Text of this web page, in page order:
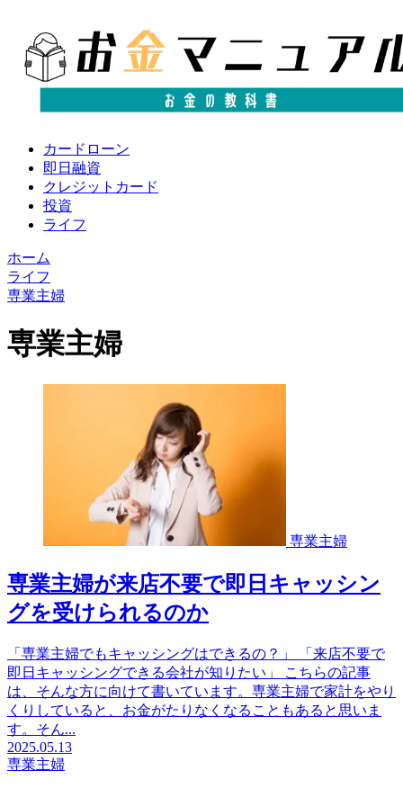
カードローン
即日融資
クレジットカード
投資
ライフ
ホーム
ライフ
専業主婦
専業主婦
専業主婦
専業主婦が来店不要で即日キャッシン
グを受けられるのか
「専業主婦でもキャッシングはできるの？」 「来店不要で
即日キャッシングできる会社が知りたい」 こちらの記事
は、そんな方に向けて書いています。専業主婦で家計をやり
くりしていると、お金がたりなくなることもあると思いま
す。そん...
2025.05.13
専業主婦